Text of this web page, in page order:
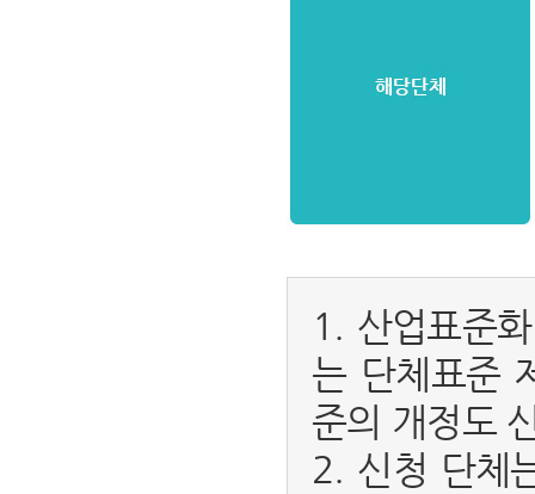
1. 산업표준
는 단체표준
준의 개정도
2. 신청 단체